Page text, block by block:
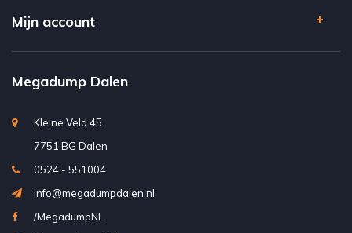
Mijn account
Megadump Dalen
Kleine Veld 45
7751 BG Dalen
0524 - 551004
info@megadumpdalen.nl
/MegadumpNL